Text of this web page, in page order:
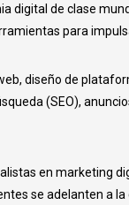
digital de clase
para
diseño de
(SEO),
en marketing
se adelanten a